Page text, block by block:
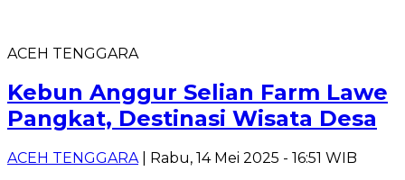
ACEH TENGGARA
Kebun Anggur Selian Farm Lawe
Pangkat, Destinasi Wisata Desa
ACEH TENGGARA| Rabu, 14 Mei 2025 - 16:51 WIB